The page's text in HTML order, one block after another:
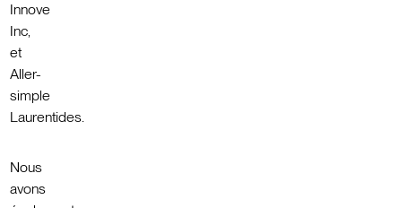
Innove
Inc,
et
Aller-
simple
Laurentides.
Nous
avons